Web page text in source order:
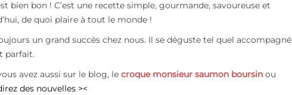
bien bon ! C’est une recette simple, gourmande, savoureuse et
de quoi plaire à tout le monde !
un grand succès chez nous. Il se déguste tel quel accompagné
parfait.
avez aussi sur le blog, le croque monsieur saumon boursin ou
des nouvelles ><